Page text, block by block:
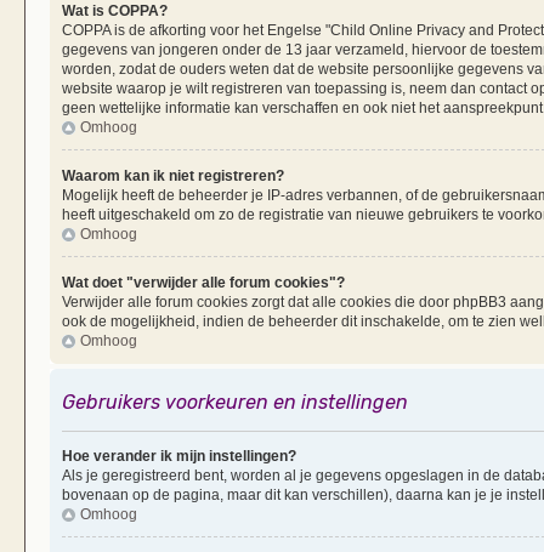
Wat is COPPA?
COPPA is de afkorting voor het Engelse "Child Online Privacy and
gegevens van jongeren onder de 13 jaar verzameld, hiervoor de
worden, zodat de ouders weten dat de website persoonlijke gegevens
website waarop je wilt registreren van toepassing is, neem dan contact
geen wettelijke informatie kan verschaffen en ook niet het
Omhoog
Waarom kan ik niet registreren?
Mogelijk heeft de beheerder je IP-adres verbannen, of de
heeft uitgeschakeld om zo de registratie van nieuwe gebruikers te
Omhoog
Wat doet "verwijder alle forum cookies"?
Verwijder alle forum cookies zorgt dat alle cookies die door phpBB3
ook de mogelijkheid, indien de beheerder dit inschakelde, om te zien
Omhoog
Gebruikers voorkeuren en instellingen
Hoe verander ik mijn instellingen?
Als je geregistreerd bent, worden al je gegevens opgeslagen in de
bovenaan op de pagina, maar dit kan verschillen), daarna kan je je
Omhoog